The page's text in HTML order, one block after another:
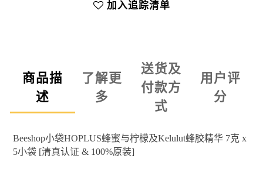
加入追踪清单
商品描
述
了解更
多
送货及
付款方
式
用户评
分
Beeshop小袋HOPLUS蜂蜜与柠檬及Kelulut蜂胶精华 7克 x
5小袋 [清真认证 & 100%原装]